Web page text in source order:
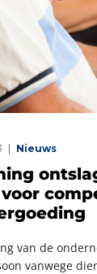
Nieuws
van de
vanwege